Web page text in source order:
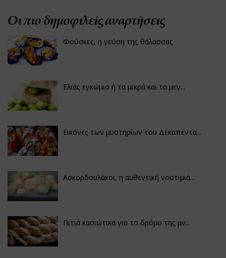
Οι πιο δημοφιλείς αναρτήσεις
Φούσκες, η γεύση της θάλασσας
Ελιάς εγκώμιο ή τα μικρά και τα μεγ...
Εικόνες των μυστηρίων του Δεκαπεντα...
Ασκορδουλάκοι, η αυθεντική νοστιμιά...
Πιτιά κασιώτικα για το δρόμο της μν...